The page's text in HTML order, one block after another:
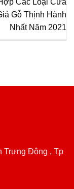
Các Loại Cửa
Gỗ Thịnh Hành
Nhất Năm 2021
Trưng Đông , Tp